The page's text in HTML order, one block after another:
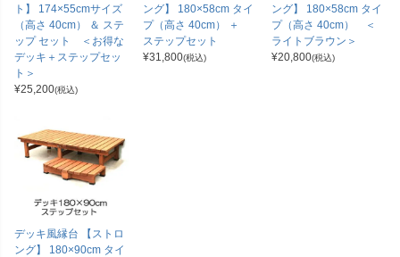
ト】 174×55cmサイズ
（高さ 40cm） ＆ ステ
ップ セット ＜お得な
デッキ＋ステップセッ
ト＞
¥25,200(税込)
ング】 180×58cm タイ
プ（高さ 40cm） ＋
ステップセット
¥31,800(税込)
ング】 180×58cm タイ
プ（高さ 40cm） ＜
ライトブラウン＞
¥20,800(税込)
デッキ風縁台 【ストロ
ング】 180×90cm タイ